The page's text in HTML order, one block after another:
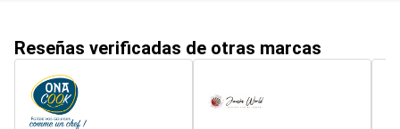
Reseñas verificadas de otras marcas